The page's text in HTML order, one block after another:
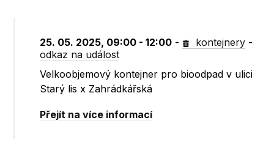
25. 05. 2025, 09:00 - 12:00 - kontejnery -
odkaz na událost
Velkoobjemový kontejner pro bioodpad v ulici
Starý lis x Zahrádkářská
Přejít na více informací